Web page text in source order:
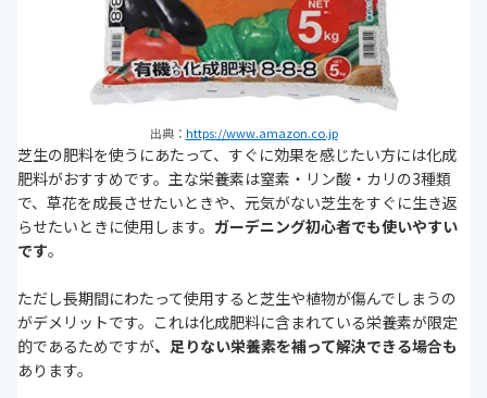
出典： https://www.amazon.co.jp
芝生の肥料を使うにあたって、すぐに効果を感じたい方には化成
肥料がおすすめです。主な栄養素は窒素・リン酸・カリの3種類
で、草花を成長させたいときや、元気がない芝生をすぐに生き返
らせたいときに使用します。 ガーデニング初心者でも使いやすい
です。
ただし長期間にわたって使用すると芝生や植物が傷んでしまうの
がデメリットです。これは化成肥料に含まれている栄養素が限定
的であるためですが、足りない栄養素を補って解決できる場合も
あります。